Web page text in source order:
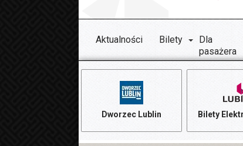
Aktualności Bilety
Dla
pasażera
Dworzec Lublin Bilety